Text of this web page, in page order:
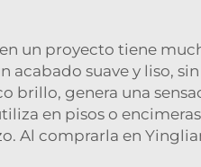
un proyecto tiene
acabado suave y liso,
brillo, genera una
en pisos o
Al comprarla en